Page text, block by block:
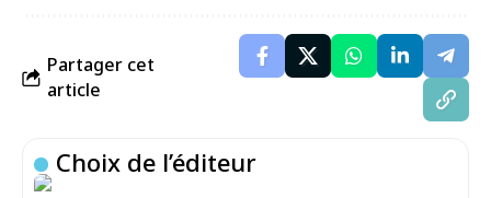
Partager cet
article
Choix de l’éditeur